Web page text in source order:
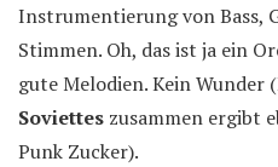
Instrumentierung von Bass,
Stimmen. Oh, das ist ja ein
gute Melodien. Kein Wunder
Soviettes zusammen ergibt
Punk Zucker).